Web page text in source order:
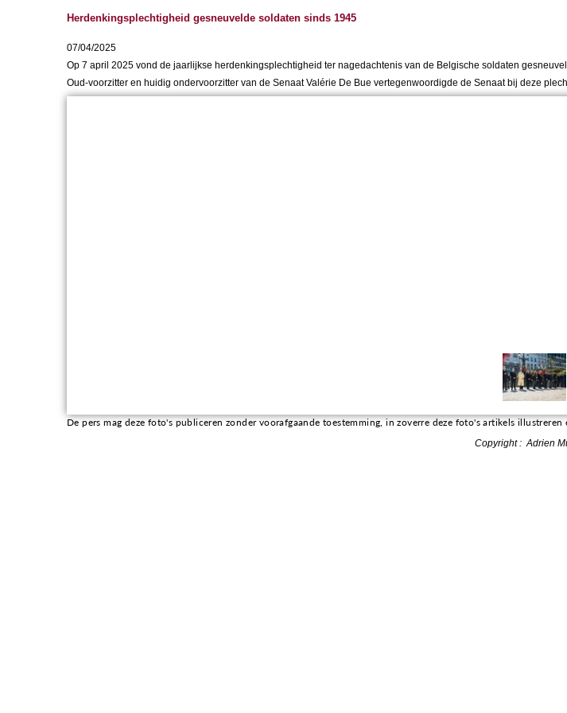
Herdenkingsplechtigheid gesneuvelde soldaten sinds 1945
07/04/2025
Op 7 april 2025 vond de jaarlijkse herdenkingsplechtigheid ter nagedachtenis van de Belgische soldaten
Oud-voorzitter en huidig ondervoorzitter van de Senaat Valérie De Bue vertegenwoordigde de Senaat bij deze
De pers mag deze foto's publiceren zonder voorafgaande toestemming, in zoverre deze foto's artikels
Copyright :Adrien